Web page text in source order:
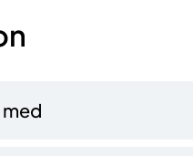
med